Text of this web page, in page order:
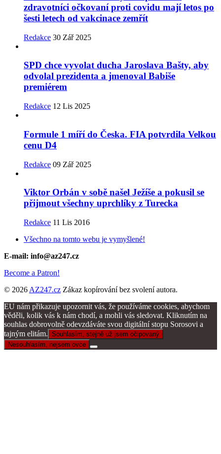
zdravotníci očkovaní proti covidu mají letos po
šesti letech od vakcinace zemřít
Redakce 30 Zář 2025
SPD chce vyvolat ducha Jaroslava Bašty, aby
odvolal prezidenta a jmenoval Babiše
premiérem
Redakce 12 Lis 2025
Formule 1 míří do Česka. FIA potvrdila Velkou
cenu D4
Redakce 09 Zář 2025
Viktor Orbán v sobě našel Ježíše a pokusil se
přijmout všechny uprchlíky z Turecka
Redakce 11 Lis 2016
Všechno na tomto webu je vymyšlené!
E-mail: info@az247.cz
Become a Patron!
© 2026 AZ247.cz Zákaz kopírování bez svolení autora.
EU nám přikazuje upozornit vás, že používáme cookies, abychom
věděli, kolik vás k nám chodí, a mohli vás sledovat. Kliknutím na
souhlas dobrovolně odevzdáváte svou digitální stopu Sorosovi a
tajným elitám. Souhlasím, stejně už jsem očipovaný
Nesouhlasím, nejsem ovce